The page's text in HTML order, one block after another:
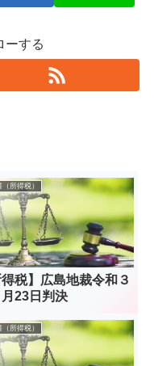
ーする
所得税）
得税】広島地裁令和３
23日判決
所得税）